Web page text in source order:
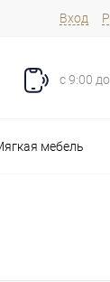
Вход
с 9:00
мебель